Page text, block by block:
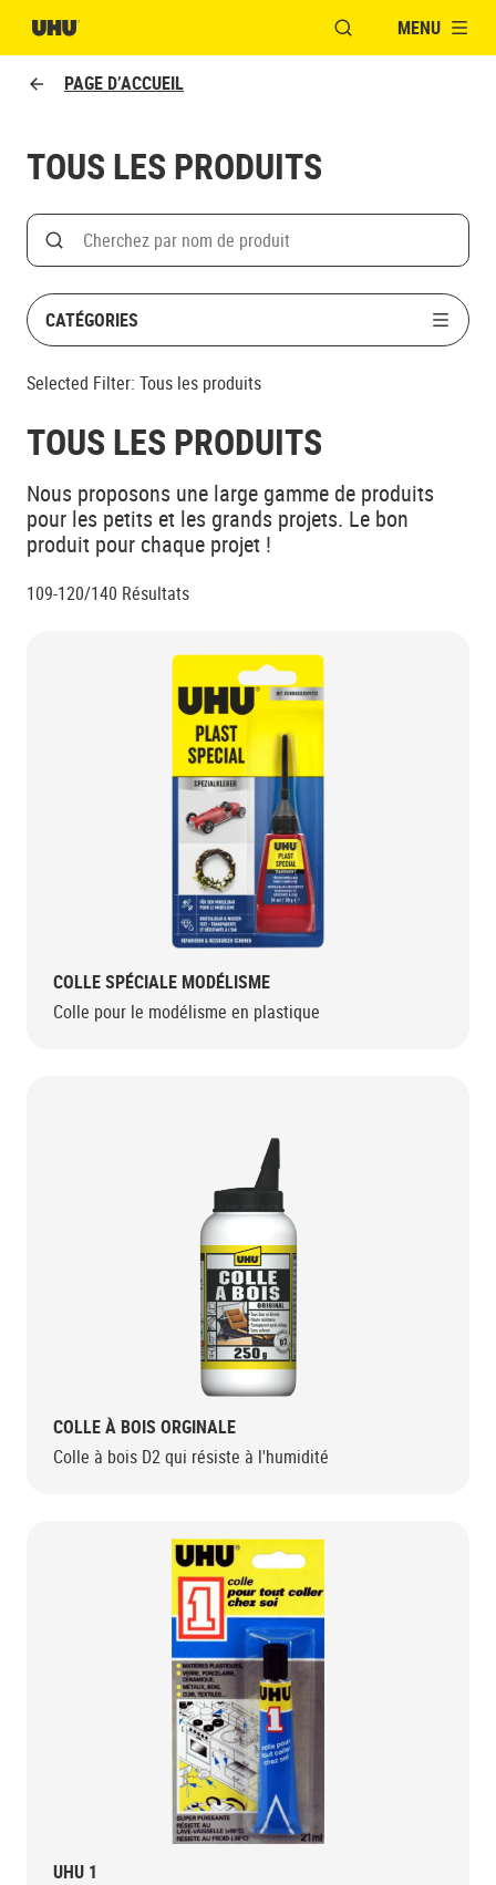
OUVRIR LAMENU
PAGE D’ACCUEIL
TOUS LES PRODUITS
Search
Rechercher par nom de produit
CATÉGORIES
Selected Filter: Tous les produits
TOUS LES PRODUITS
Nous proposons une large gamme de produits
pour les petits et les grands projets. Le bon
produit pour chaque projet !
109-120/140 Résultats
COLLE SPÉCIALE MODÉLISME
Colle pour le modélisme en plastique
COLLE À BOIS ORGINALE
Colle à bois D2 qui résiste à l'humidité
UHU 1